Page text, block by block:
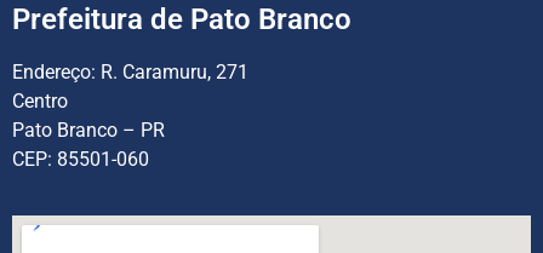
Prefeitura de Pato Branco
Endereço: R. Caramuru, 271
Centro
Pato Branco – PR
CEP: 85501-060